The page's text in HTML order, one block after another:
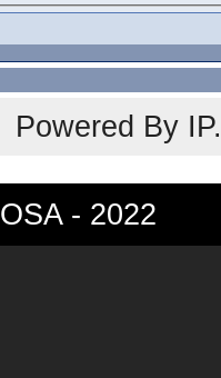
Powered By
- 2022